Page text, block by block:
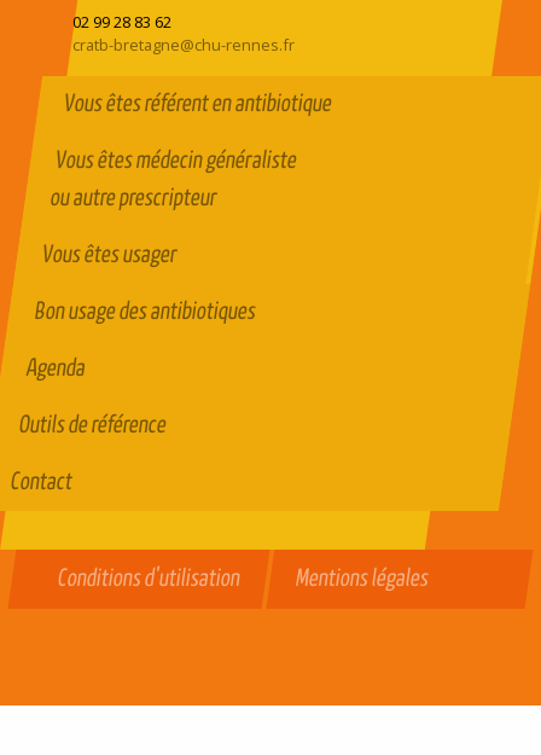
02 99 28 83 62
cratb-bretagne@chu-rennes.fr
Vous êtes référent en antibiotique
Vous êtes médecin généraliste
ou autre prescripteur
Vous êtes usager
Bon usage des antibiotiques
Agenda
Outils de référence
Contact
Conditions d'utilisation Mentions légales